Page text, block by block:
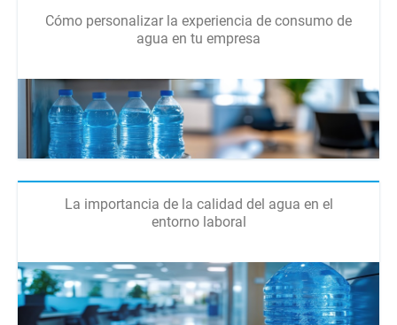
Cómo personalizar la experiencia de consumo de
agua en tu empresa
La importancia de la calidad del agua en el
entorno laboral